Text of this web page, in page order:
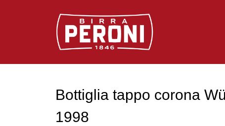
Logo Birra Peroni
Bottiglia tappo corona
1998